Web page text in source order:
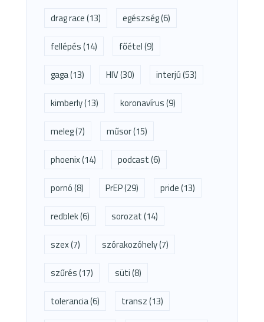
drag race(13) egészség(6)
fellépés(14) főétel(9)
gaga(13) HIV(30) interjú(53)
kimberly(13) koronavírus(9)
meleg(7) műsor(15)
phoenix(14) podcast(6)
pornó(8) PrEP(29) pride(13)
redblek(6) sorozat(14)
szex(7) szórakozóhely(7)
szűrés(17) süti(8)
tolerancia(6) transz(13)